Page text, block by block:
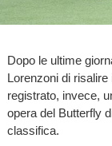
Dopo le ultime
Lorenzoni di
registrato, invece,
opera del Butterfly
classifica.